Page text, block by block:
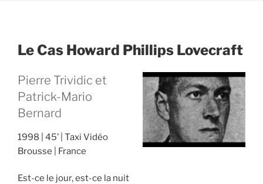
Le Cas Howard Phillips Lovecraft
Pierre Trividic et
Patrick-Mario
Bernard
1998 45’ Taxi Vidéo
Brousse
France
Est-ce le jour, est-ce la nuit